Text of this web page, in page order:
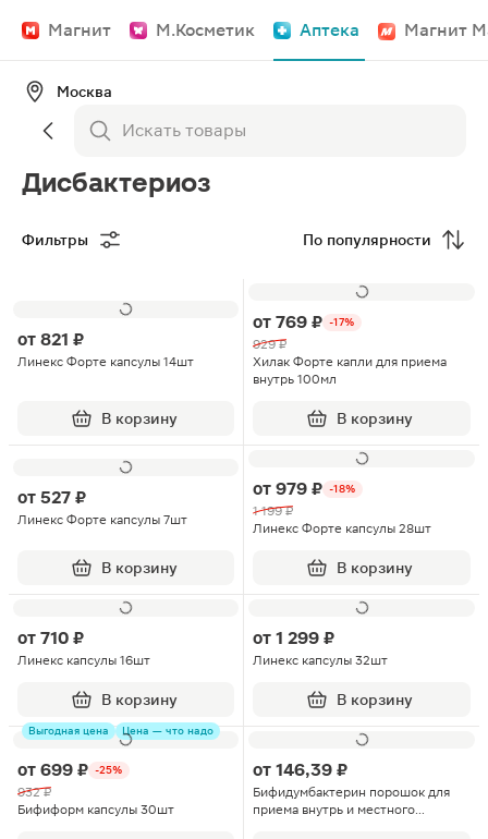
Магнит М.Косметик Аптека Магнит
Москва
Дисбактериоз
Фильтры По популярности
от 821 ₽
Линекс Форте капсулы 14шт
В корзину
от 769 ₽ -17%
929 ₽
Хилак Форте капли для приема
внутрь 100мл
В корзину
от 527 ₽
Линекс Форте капсулы 7шт
В корзину
от 979 ₽ -18%
1 199 ₽
Линекс Форте капсулы 28шт
В корзину
от 710 ₽
Линекс капсулы 16шт
В корзину
от 1 299 ₽
Линекс капсулы 32шт
В корзину
Выгодная цена Цена — что надо
от 699 ₽ -25%
932 ₽
Бифиформ капсулы 30шт
от 146,39 ₽
Бифидумбактерин порошок для
приема внутрь и местного